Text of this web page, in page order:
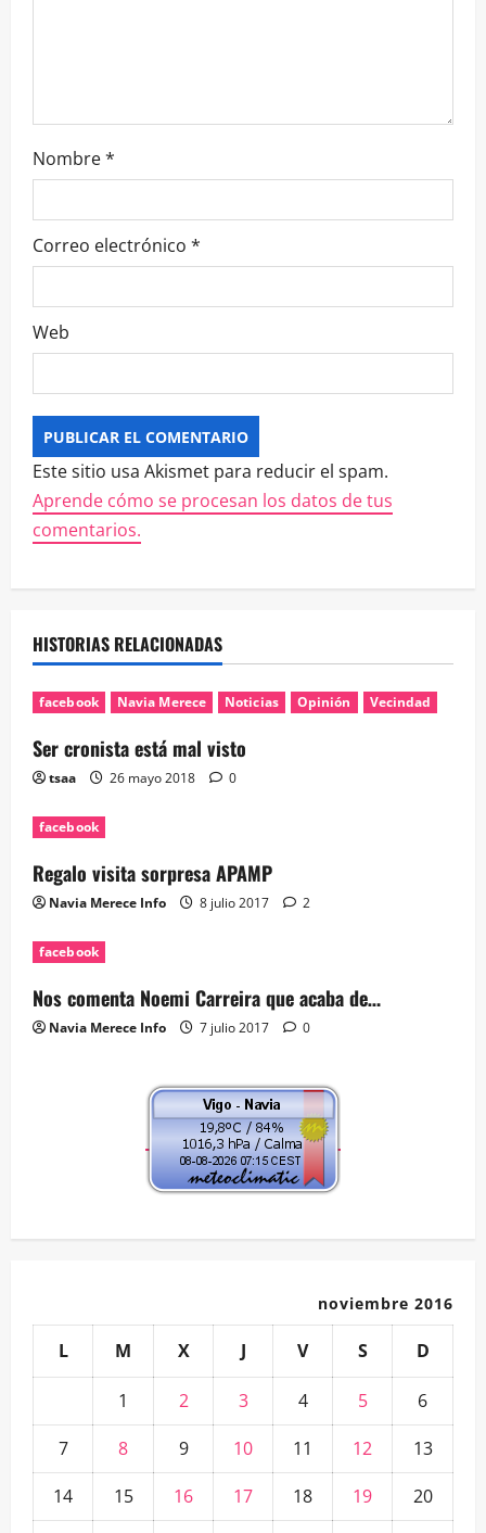
Nombre*
Correo electrónico *
Web
Este sitio usa Akismet para reducir el spam.
Aprende cómo se procesan los datos de tus
comentarios.
HISTORIAS RELACIONADAS
facebook Navia Merece Noticias Opinión Vecindad
Ser cronista está mal visto
tsaa 26 mayo 2018 0
facebook
Regalo visita sorpresa APAMP
Navia Merece Info 8 julio 2017 2
facebook
Nos comenta Noemi Carreira que acaba de…
Navia Merece Info 7 julio 2017 0
noviembre 2016
L M X J V S D
1 2 3 4 5
6
7
8 9 10 11 12
13
14
15 16 17 18 19
20